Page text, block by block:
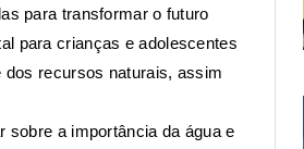
para transformar o futuro
para crianças e adolescentes
dos recursos naturais, assim
sobre a importância da água e